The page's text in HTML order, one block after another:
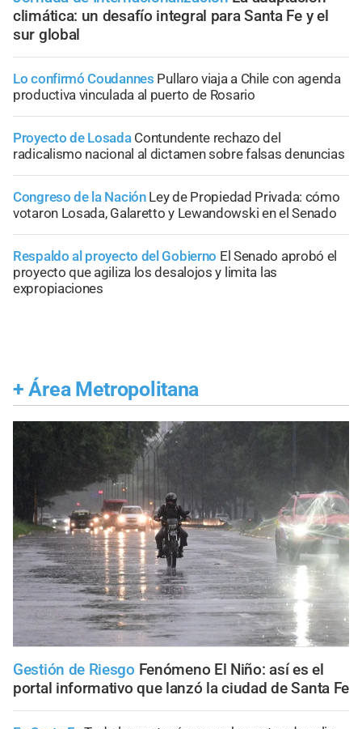
climática: un desafío integral para Santa Fe y el
sur global
Lo confirmó Coudannes Pullaro viaja a Chile con agenda
productiva vinculada al puerto de Rosario
Proyecto de Losada Contundente rechazo del
radicalismo nacional al dictamen sobre falsas denuncias
Congreso de la Nación Ley de Propiedad Privada: cómo
votaron Losada, Galaretto y Lewandowski en el Senado
Respaldo al proyecto del Gobierno El Senado aprobó el
proyecto que agiliza los desalojos y limita las
expropiaciones
+ Área Metropolitana
Gestión de Riesgo Fenómeno El Niño: así es el
portal informativo que lanzó la ciudad de Santa Fe